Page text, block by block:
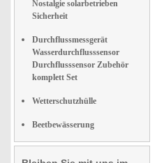
Nostalgie solarbetrieben
Sicherheit
Durchflussmessgerät
Wasserdurchflusssensor
Durchflusssensor Zubehör
komplett Set
Wetterschutzhülle
Beetbewässerung